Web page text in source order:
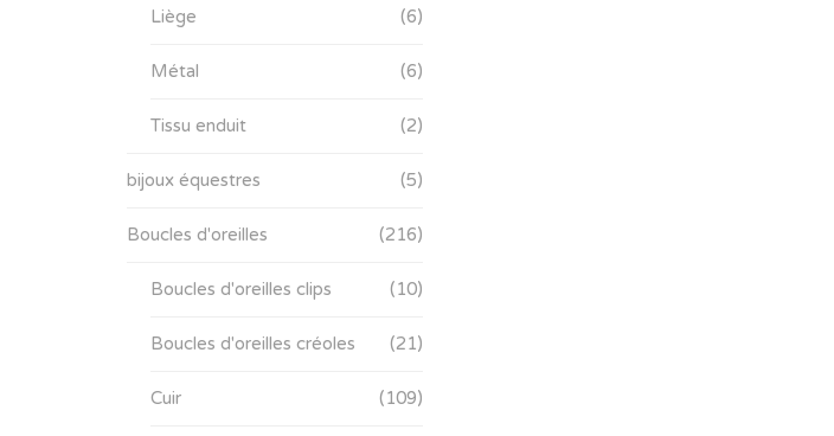
Liège (6)
Métal (6)
Tissu enduit (2)
bijoux équestres (5)
Boucles d'oreilles (216)
Boucles d'oreilles clips (10)
Boucles d'oreilles créoles (21)
Cuir (109)